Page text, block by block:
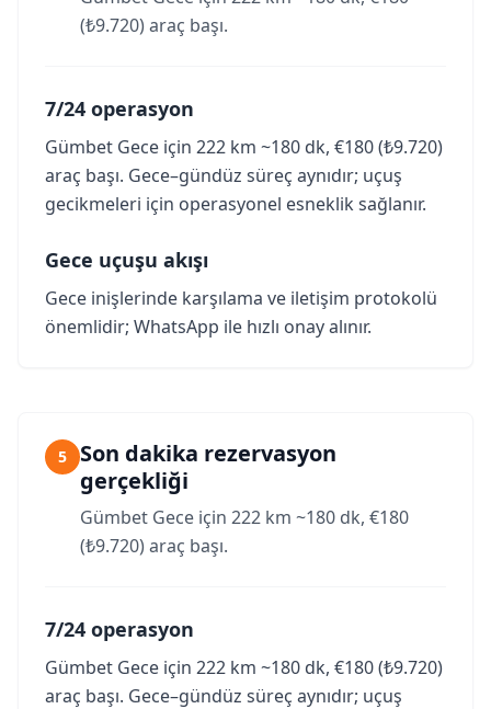
(₺9.720) araç başı.
7/24 operasyon
Gümbet Gece için 222 km ~180 dk, €180 (₺9.720)
araç başı. Gece–gündüz süreç aynıdır; uçuş
gecikmeleri için operasyonel esneklik sağlanır.
Gece uçuşu akışı
Gece inişlerinde karşılama ve iletişim protokolü
önemlidir; WhatsApp ile hızlı onay alınır.
5
Son dakika rezervasyon
gerçekliği
Gümbet Gece için 222 km ~180 dk, €180
(₺9.720) araç başı.
7/24 operasyon
Gümbet Gece için 222 km ~180 dk, €180 (₺9.720)
araç başı. Gece–gündüz süreç aynıdır; uçuş